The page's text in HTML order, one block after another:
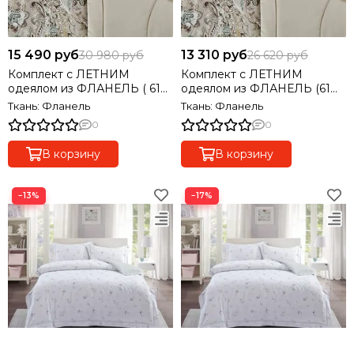
15 490 руб30 980 руб
Комплект с ЛЕТНИМ
одеялом из ФЛАНЕЛЬ ( 61
% тенсель, 39% хлолок) евро
Ткань: Фланель
0
В корзину
13 310 руб26 620 руб
Комплект с ЛЕТНИМ
одеялом из ФЛАНЕЛЬ (61%
тенсель, 39% хлолок)
полуторный
Ткань: Фланель
0
В корзину
−13% −17%